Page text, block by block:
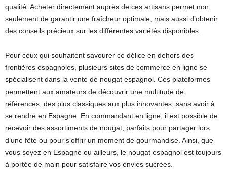
qualité. Acheter directement auprès de ces artisans permet non
seulement de garantir une fraîcheur optimale, mais aussi d’obtenir
des conseils précieux sur les différentes variétés disponibles.
Pour ceux qui souhaitent savourer ce délice en dehors des
frontières espagnoles, plusieurs sites de commerce en ligne se
spécialisent dans la vente de nougat espagnol. Ces plateformes
permettent aux amateurs de découvrir une multitude de
références, des plus classiques aux plus innovantes, sans avoir à
se rendre en Espagne. En commandant en ligne, il est possible de
recevoir des assortiments de nougat, parfaits pour partager lors
d’une fête ou pour s’offrir un moment de gourmandise. Ainsi, que
vous soyez en Espagne ou ailleurs, le nougat espagnol est toujours
à portée de main pour satisfaire vos envies sucrées.